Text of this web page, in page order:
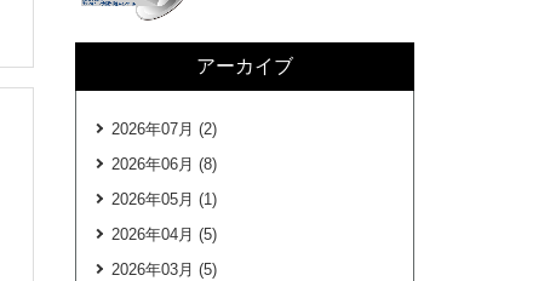
アーカイブ
2026年07月 (2)
2026年06月 (8)
2026年05月 (1)
2026年04月 (5)
2026年03月 (5)